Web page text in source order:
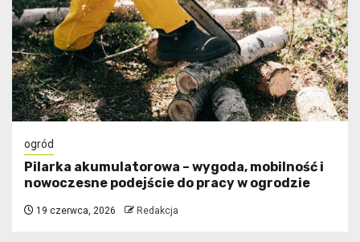
ogród
Pilarka akumulatorowa – wygoda, mobilność i
nowoczesne podejście do pracy w ogrodzie
19 czerwca, 2026 Redakcja